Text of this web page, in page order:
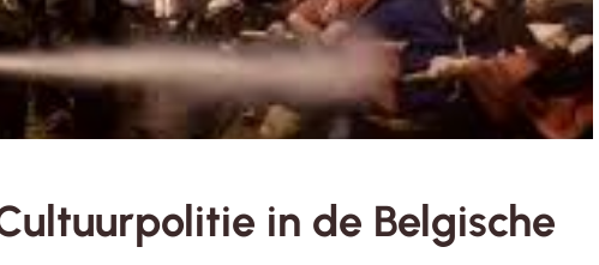
in de Belgische